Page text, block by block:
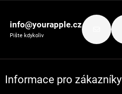
info@yourapple.cz
Pište kdykoliv
Informace pro zákazníky